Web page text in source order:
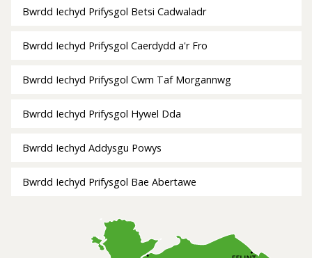
Bwrdd Iechyd Prifysgol Betsi Cadwaladr
Bwrdd Iechyd Prifysgol Caerdydd a'r Fro
Bwrdd Iechyd Prifysgol Cwm Taf Morgannwg
Bwrdd Iechyd Prifysgol Hywel Dda
Bwrdd Iechyd Addysgu Powys
Bwrdd Iechyd Prifysgol Bae Abertawe